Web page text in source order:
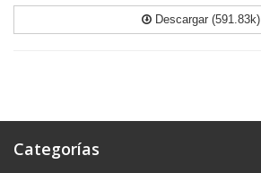
Descargar (591.83k)
Categorías